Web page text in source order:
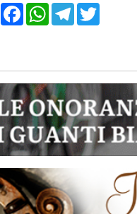
CondividiFacebookWhatsApp
Telegram